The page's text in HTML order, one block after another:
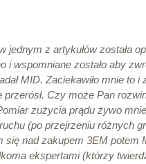
jednym z artykułów została
i wspomniane zostało aby
MID. Zaciekawiło mnie to i
przerósł. Czy może Pan
zużycia prądu żywo
(po przejrzeniu różnych
się nad zakupem 3EM potem
ekspertami (którzy